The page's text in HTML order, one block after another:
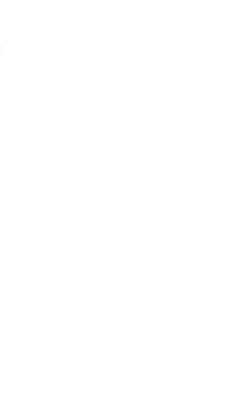
］
］
介］
化・室内安全性確保・
［藤本一雄］
空間 ［大西一嘉・木作尚子・
応＋21年改正） ［山崎栄一］
大西一嘉］
への土地利用・建築規制 ［馬